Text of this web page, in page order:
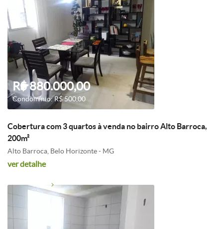
R$ 880.000,00
Condomínio: R$ 500,00
Cobertura com 3 quartos à venda no bairro Alto Barroca,
200m²
Alto Barroca, Belo Horizonte - MG
ver detalhe